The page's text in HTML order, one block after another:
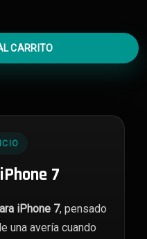
CARRITO
7
iPhone 7, pensado
una avería cuando